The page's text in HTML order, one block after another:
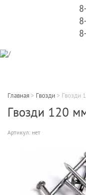
Главная > Гвозди > Гвозди
Гвозди 120
Артикул: нет